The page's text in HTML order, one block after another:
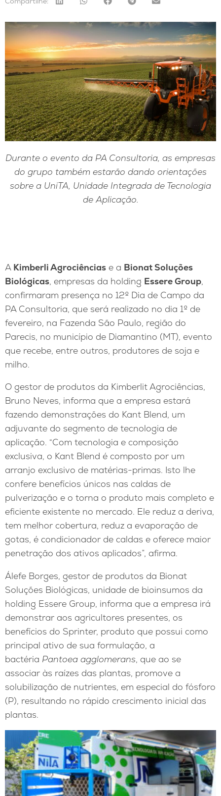
Durante o evento da PA Consultoria, as empresas
do grupo também estarão dando orientações
sobre a UniTA, Unidade Integrada de Tecnologia
de Aplicação.
A Kimberli Agrociências e a Bionat Soluções
Biológicas, empresas da holding Essere Group,
confirmaram presença no 12º Dia de Campo da
PA Consultoria, que será realizado no dia 1º de
fevereiro, na Fazenda São Paulo, região do
Parecis, no município de Diamantino (MT), evento
que recebe, entre outros, produtores de soja e
milho.
O gestor de produtos da Kimberlit Agrociências,
Bruno Neves, informa que a empresa estará
fazendo demonstrações do Kant Blend, um
adjuvante do segmento de tecnologia de
aplicação. “Com tecnologia e composição
exclusiva, o Kant Blend é composto por um
arranjo exclusivo de matérias-primas. Isto lhe
confere benefícios únicos nas caldas de
pulverização e o torna o produto mais completo e
eficiente existente no mercado. Ele reduz a deriva,
tem melhor cobertura, reduz a evaporação de
gotas, é condicionador de caldas e oferece maior
penetração dos ativos aplicados”, afirma.
Álefe Borges, gestor de produtos da Bionat
Soluções Biológicas, unidade de bioinsumos da
holding Essere Group, informa que a empresa irá
demonstrar aos agricultores presentes, os
benefícios do Sprinter, produto que possui como
principal ativo de sua formulação, a
bactéria Pantoea agglomerans, que ao se
associar às raízes das plantas, promove a
solubilização de nutrientes, em especial do fósforo
(P), resultando no rápido crescimento inicial das
plantas.